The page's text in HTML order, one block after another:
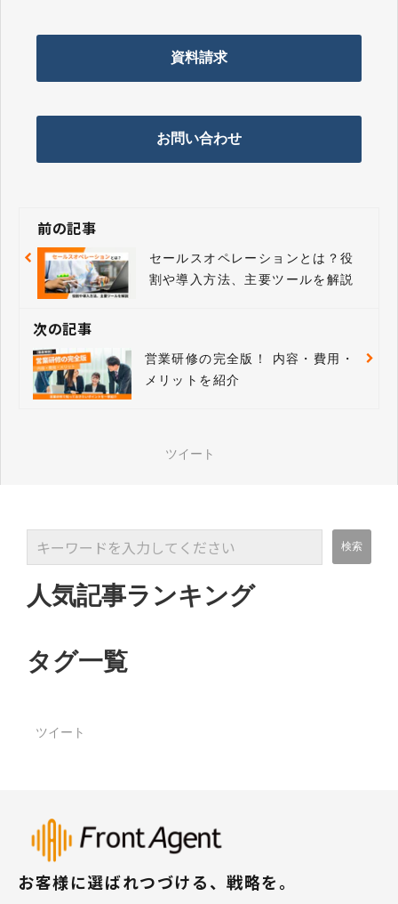
資料請求
お問い合わせ
前の記事
セールスオペレーションとは？役
割や導入方法、主要ツールを解説
次の記事
営業研修の完全版！ 内容・費用・
メリットを紹介
ツイート
人気記事ランキング
タグ一覧
ツイート
お客様に選ばれつづける、戦略を。